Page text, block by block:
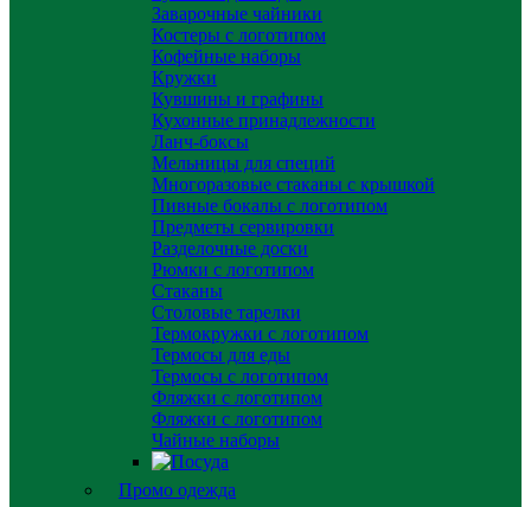
Заварочные чайники
Костеры с логотипом
Кофейные наборы
Кружки
Кувшины и графины
Кухонные принадлежности
Ланч-боксы
Мельницы для специй
Многоразовые стаканы с крышкой
Пивные бокалы с логотипом
Предметы сервировки
Разделочные доски
Рюмки с логотипом
Стаканы
Столовые тарелки
Термокружки с логотипом
Термосы для еды
Термосы с логотипом
Фляжки с логотипом
Фляжки с логотипом
Чайные наборы
Промо одежда